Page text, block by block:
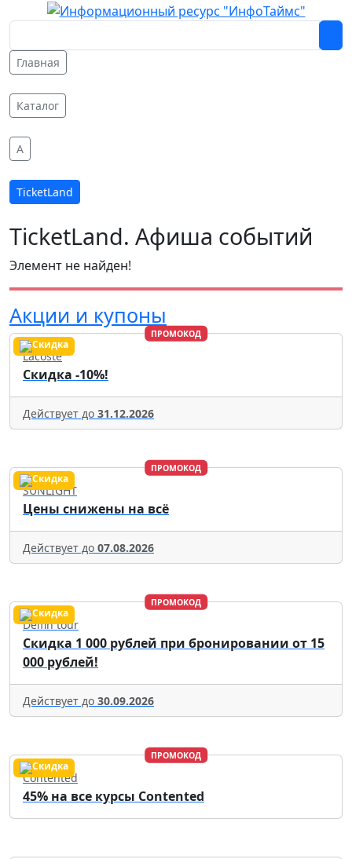
Главная
Каталог
A
TicketLand
TicketLand. Афиша событий
Элемент не найден!
Акции и купоны
ПРОМОКОД
Lacoste
Скидка -10%!
Действует до 31.12.2026
ПРОМОКОД
SUNLIGHT
Цены снижены на всё
Действует до 07.08.2026
ПРОМОКОД
Delfin tour
Скидка 1 000 рублей при бронировании от 15
000 рублей!
Действует до 30.09.2026
ПРОМОКОД
Contented
45% на все курсы Contented